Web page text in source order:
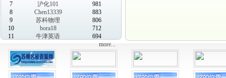
7
沪化101
981
8
Chen13339
883
9
苏科物理
806
10
bora18
712
11
牛津英语
694
more...